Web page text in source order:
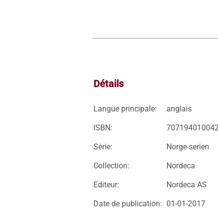
Détails
Langue principale: anglais
ISBN:
Série: Norge-serien
Collection: Nordeca
Editeur: Nordeca AS
Date de publication: 01-01-2017